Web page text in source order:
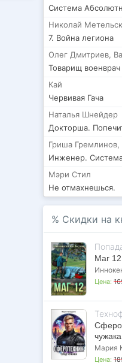
Система
Николай
7. Война легиона
Олег Дмитриев,
Товарищ военврач
Кай
Червивая Гача
Наталья Шнейдер
Докторша.
Гриша Гремлинов,
Мэри Стил
Не отмахнешься.
% Скидки на
Маг 12
Цена:
чужака
Мария
Цена: